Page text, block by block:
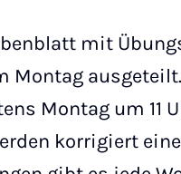
mit
Montag
Montag um 11
korrigiert